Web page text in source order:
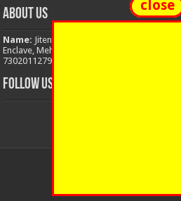
About Us
Name: Jitendra Singh
Enclave, Mehuwala Mafi, Dehradun,
7302011279
FOLLOW US
close